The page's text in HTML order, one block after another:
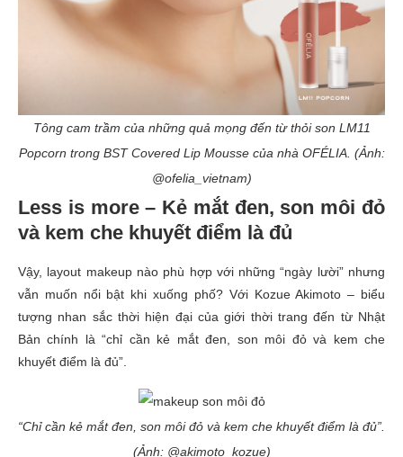
Tông cam trầm của những quả mọng đến từ thỏi son LM11
Popcorn trong BST Covered Lip Mousse của nhà OFÉLIA. (Ảnh:
@ofelia_vietnam)
Less is more – Kẻ mắt đen, son môi đỏ
và kem che khuyết điểm là đủ
Vậy, layout makeup nào phù hợp với những “ngày lười” nhưng
vẫn muốn nổi bật khi xuống phố? Với Kozue Akimoto – biểu
tượng nhan sắc thời hiện đại của giới thời trang đến từ Nhật
Bản chính là “chỉ cần kẻ mắt đen, son môi đỏ và kem che
khuyết điểm là đủ”.
“Chỉ cần kẻ mắt đen, son môi đỏ và kem che khuyết điểm là đủ”.
(Ảnh: @akimoto_kozue)